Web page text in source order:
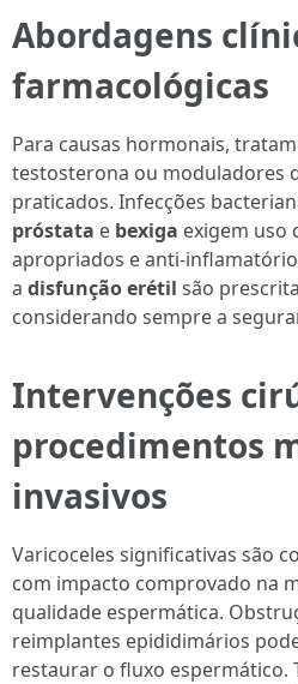
Abordagens
farmacológicas
Para causas hormonais,
testosterona ou moduladores
praticados. Infecções
próstata e bexiga exigem uso
apropriados e anti-
a disfunção erétil são
considerando sempre a
Intervenções
procedimentos
invasivos
Varicoceles significativas são
com impacto comprovado na
qualidade espermática.
reimplantes epididimários
restaurar o fluxo espermático.